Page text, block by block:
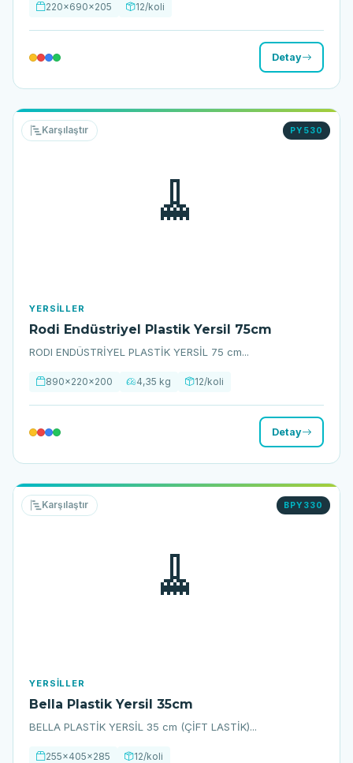
220x690x205 12/koli
Detay
🧹
PY530
Karşılaştır
YERSILLER
Rodi Endüstriyel Plastik Yersil 75cm
RODI ENDÜSTRİYEL PLASTİK YERSİL 75 cm...
890x220x200 4,35 kg 12/koli
Detay
🧹
BPY330
Karşılaştır
YERSILLER
Bella Plastik Yersil 35cm
BELLA PLASTİK YERSİL 35 cm (ÇİFT LASTİK)...
255x405x285 12/koli